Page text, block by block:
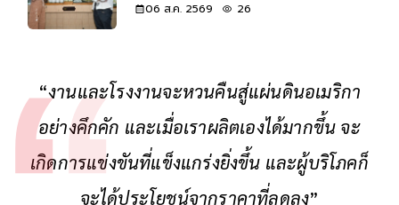
06 ส.ค. 2569 26
“งานและโรงงานจะหวนคืนสู่แผ่นดินอเมริกา
อย่างคึกคัก และเมื่อเราผลิตเองได้มากขึ้น จะ
เกิดการแข่งขันที่แข็งแกร่งยิ่งขึ้น และผู้บริโภคก็
จะได้ประโยชน์จากราคาที่ลดลง”